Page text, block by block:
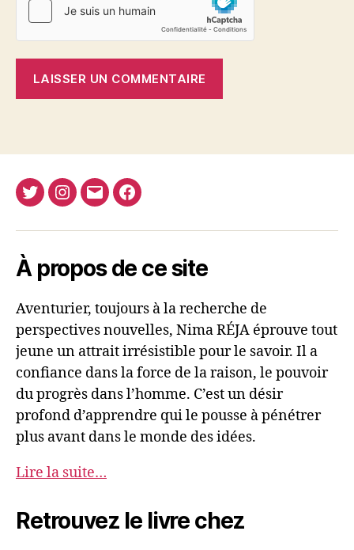
TwitterInstagram
E-
Facebook
À propos de ce site
Aventurier, toujours à la recherche de
perspectives nouvelles, Nima RÉJA éprouve tout
jeune un attrait irrésistible pour le savoir. Il a
confiance dans la force de la raison, le pouvoir
du progrès dans l’homme. C’est un désir
profond d’apprendre qui le pousse à pénétrer
plus avant dans le monde des idées.
Lire la suite…
Retrouvez le livre chez